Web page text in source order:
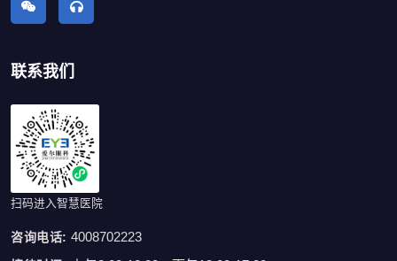
联系我们
扫码进入智慧医院
咨询电话: 4008702223